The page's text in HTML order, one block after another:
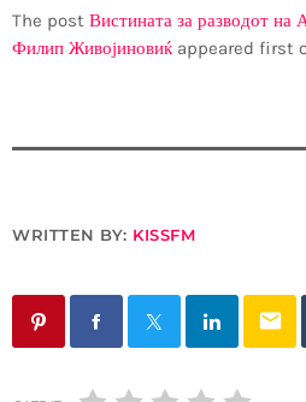
The post Вистината за разводот на
Филип Живојиновиќappeared first
WRITTEN BY: KISSFM
email